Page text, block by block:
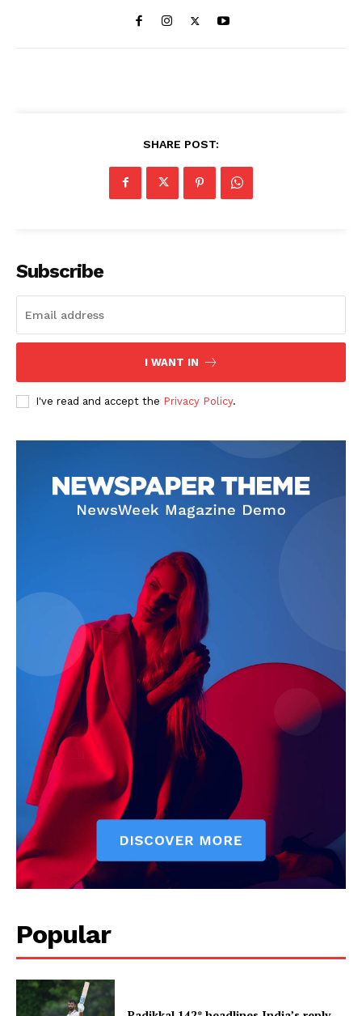
SHARE POST:
Subscribe
I WANT IN
I've read and accept the Privacy Policy.
Popular